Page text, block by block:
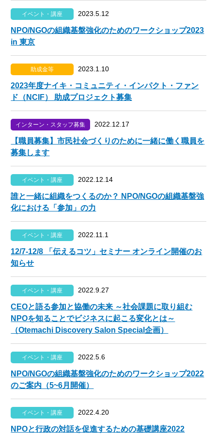
イベント・講座 2023.5.12
NPO/NGOの組織基盤強化のためのワークショップ2023
in 東京
助成金等 2023.1.10
2023年度ナイキ・コミュニティ・インパクト・ファン
ド（NCIF） 助成プロジェクト募集
インターン・スタッフ募集 2022.12.17
【職員募集】市民社会づくりのために一緒に働く職員を
募集します
イベント・講座 2022.12.14
誰と一緒に組織をつくるのか？ NPO/NGOの組織基盤強
化における「参加」の力
イベント・講座 2022.11.1
12/7-12/8 「伝えるコツ」セミナー オンライン開催のお
知らせ
イベント・講座 2022.9.27
CEOと語る参加と協働の未来 ～社会課題に取り組む
NPOを知ることでビジネスに起こる変化とは～
（Otemachi Discovery Salon Special企画）
イベント・講座 2022.5.6
NPO/NGOの組織基盤強化のためのワークショップ2022
のご案内（5~6月開催）
イベント・講座 2022.4.20
NPOと行政の対話を促進するための基礎講座2022